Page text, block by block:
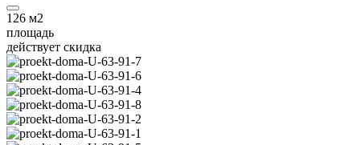
126 м2
площадь
действует скидка